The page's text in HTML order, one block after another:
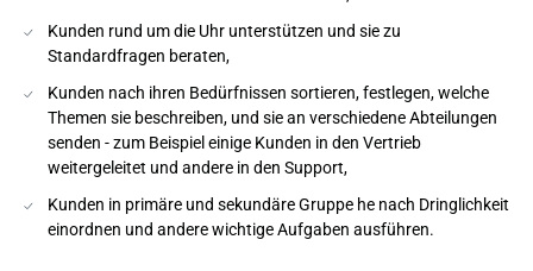
Kunden rund um die Uhr unterstützen und sie zu
Standardfragen beraten,
Kunden nach ihren Bedürfnissen sortieren, festlegen, welche
Themen sie beschreiben, und sie an verschiedene Abteilungen
senden - zum Beispiel einige Kunden in den Vertrieb
weitergeleitet und andere in den Support,
Kunden in primäre und sekundäre Gruppe he nach Dringlichkeit
einordnen und andere wichtige Aufgaben ausführen.